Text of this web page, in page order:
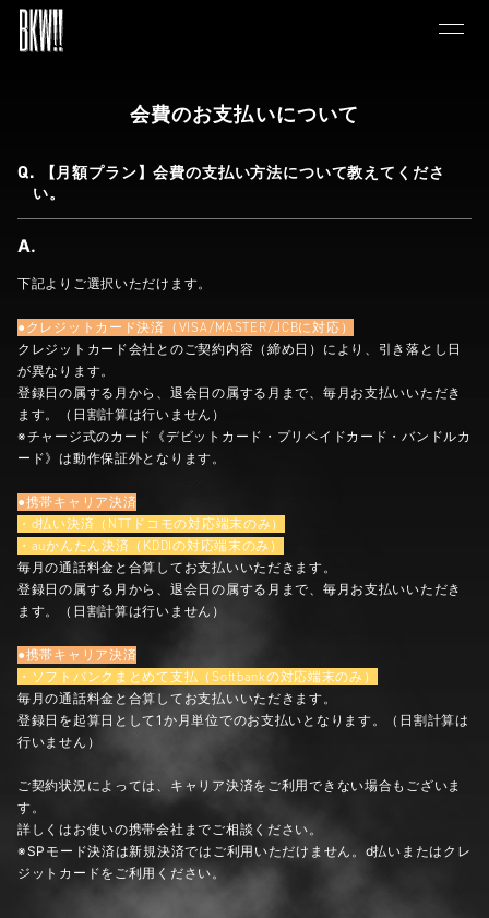
会費のお支払いについて
【月額プラン】会費の支払い方法について教えてくださ
い。
下記よりご選択いただけます。
●クレジットカード決済（VISA/MASTER/JCBに対応）
クレジットカード会社とのご契約内容（締め日）により、引き落とし日
が異なります。
登録日の属する月から、退会日の属する月まで、毎月お支払いいただき
ます。（日割計算は行いません）
※チャージ式のカード《デビットカード・プリペイドカード・バンドルカ
ード》は動作保証外となります。
●携帯キャリア決済
・d払い決済（NTTドコモの対応端末のみ）
・auかんたん決済（KDDIの対応端末のみ）
毎月の通話料金と合算してお支払いいただきます。
登録日の属する月から、退会日の属する月まで、毎月お支払いいただき
ます。（日割計算は行いません）
●携帯キャリア決済
・ソフトバンクまとめて支払（Softbankの対応端末のみ）
毎月の通話料金と合算してお支払いいただきます。
登録日を起算日として1か月単位でのお支払いとなります。（日割計算は
行いません）
ご契約状況によっては、キャリア決済をご利用できない場合もございま
す。
詳しくはお使いの携帯会社までご相談ください。
※SPモード決済は新規決済ではご利用いただけません。d払いまたはクレ
ジットカードをご利用ください。